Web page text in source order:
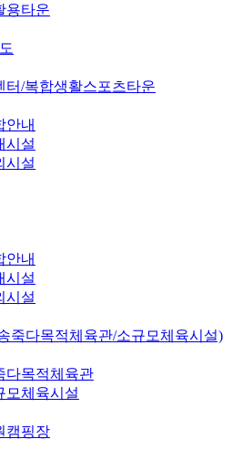
용타운
터/복합생활스포츠타운
안내
시설
시설
안내
시설
시설
죽다목적체육관/소규모체육시설)
다목적체육관
모체육시설
캠핑장